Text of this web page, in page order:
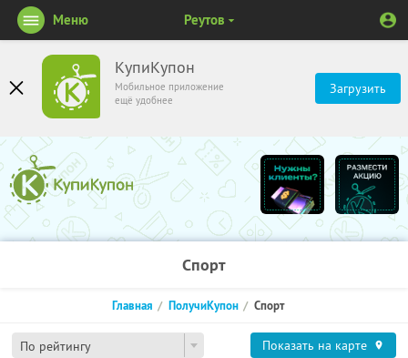
КупиКупон
Мобильное приложение
ещё удобнее
Загрузить
Меню Реутов
Спорт
По рейтингу
Главная ПолучиКупон Спорт
Показать на карте